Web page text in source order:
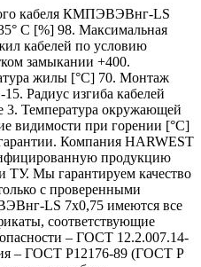
кабеля КМПЭВЭВнг-LS
C [%] 98. Максимальная
кабелей по условию
замыкании +400.
жилы [°С] 70. Монтаж
Радиус изгиба кабелей
3. Температура окружающей
видимости при горении [°C]
Компания HARWEST
продукцию
Мы гарантируем качество
с проверенными
LS 7х0,75 имеются все
соответствующие
– ГОСТ 12.2.007.14-
– ГОСТ Р12176-89 (ГОСТ Р